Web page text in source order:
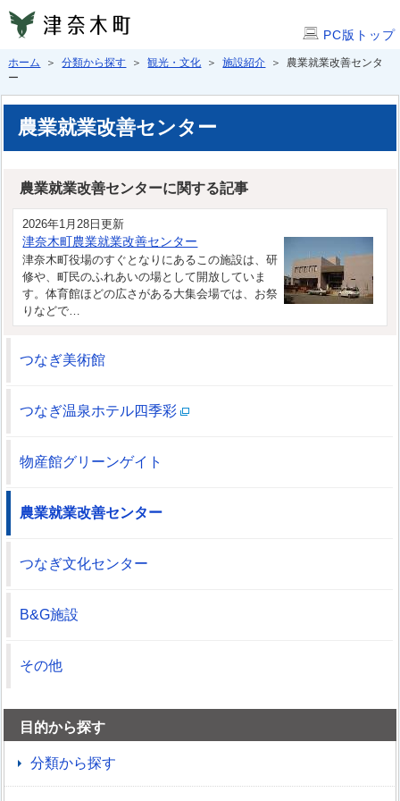
PC版トップ
ホーム ＞分類から探す ＞観光・文化 ＞施設紹介 ＞ 農業就業改善センタ
ー
農業就業改善センター
農業就業改善センターに関する記事
2026年1月28日更新
津奈木町農業就業改善センター
津奈木町役場のすぐとなりにあるこの施設は、研
修や、町民のふれあいの場として開放していま
す。体育館ほどの広さがある大集会場では、お祭
りなどで…
つなぎ美術館
つなぎ温泉ホテル四季彩
物産館グリーンゲイト
農業就業改善センター
つなぎ文化センター
B&G施設
その他
目的から探す
分類から探す